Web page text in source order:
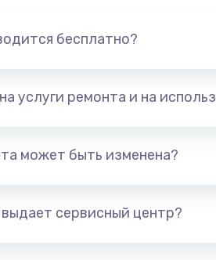
бесплатно?
услуги ремонта и на
может быть изменена?
сервисный центр?